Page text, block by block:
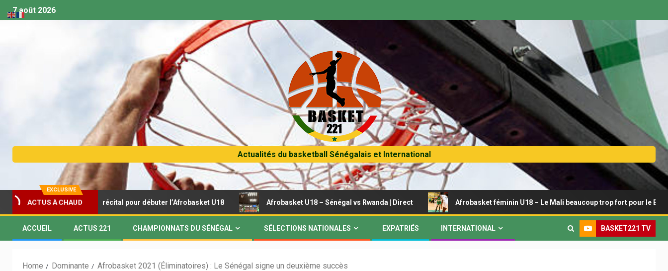
7 août 2026
Actualités du basketball Sénégalais et International
EXCLUSIVE
ACTUS À CHAUD
s’offrent un récital pour débuter l’Afrobasket U18 Afrobasket U18 – Sénégal vs Rwanda | Direct Afrobasket féminin U18 – Le Mali beaucoup trop fort pour le Bénin
ACCUEIL ACTUS 221 CHAMPIONNATS DU SÉNÉGAL SÉLECTIONS NATIONALES EXPATRIÉS INTERNATIONAL BASKET221 TV
Home Dominante Afrobasket 2021 (Éliminatoires) : Le Sénégal signe un deuxième succès